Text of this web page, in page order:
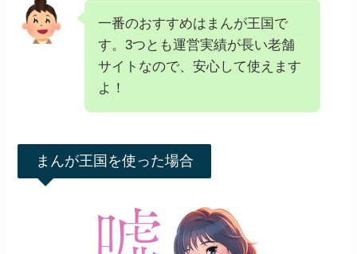
一番のおすすめはまんが王国で
す。3つとも運営実績が長い老舗
サイトなので、安心して使えます
よ！
まんが王国を使った場合